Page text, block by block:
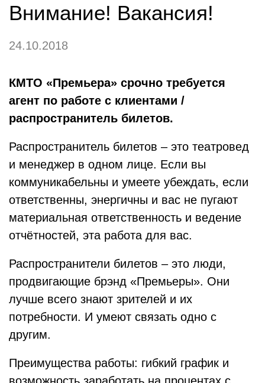
Внимание! Вакансия!
24.10.2018
КМТО «Премьера» срочно требуется
агент по работе с клиентами /
распространитель билетов.
Распространитель билетов – это театровед
и менеджер в одном лице. Если вы
коммуникабельны и умеете убеждать, если
ответственны, энергичны и вас не пугают
материальная ответственность и ведение
отчётностей, эта работа для вас.
Распространители билетов – это люди,
продвигающие брэнд «Премьеры». Они
лучше всего знают зрителей и их
потребности. И умеют связать одно с
другим.
Преимущества работы: гибкий график и